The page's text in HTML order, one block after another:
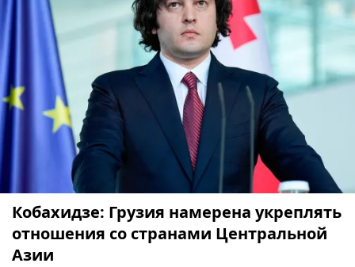
Кобахидзе: Грузия намерена укреплять
отношения со странами Центральной
Азии